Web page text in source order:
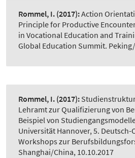
Rommel, I. (2017):Action
Principle for Productive
in Vocational Education and
Global Education Summit.
Rommel, I. (2017):
Lehramt zur Qualifizierung von
Beispiel von
Universität Hannover, 5. Deutsch-
Workshops zur
Shanghai/China, 10.10.2017